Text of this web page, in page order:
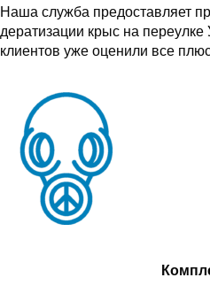
Наша служба предоставляет
дератизации крыс на
клиентов уже оценили все